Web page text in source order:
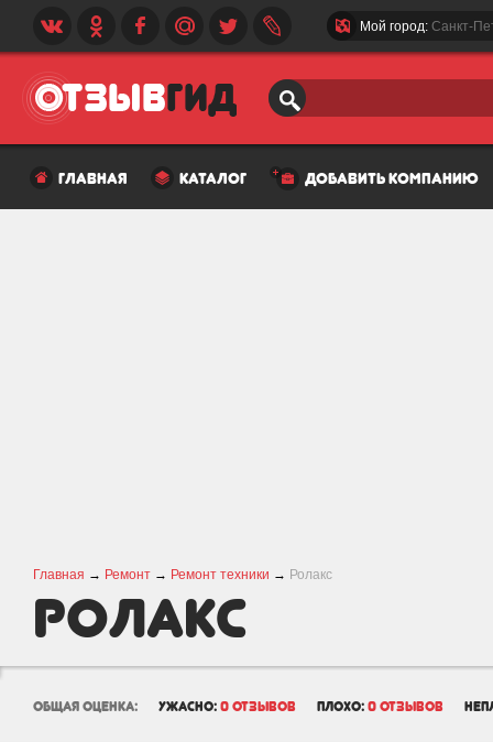
Мой город: Санкт-
главная каталог добавить компанию
Главная → Ремонт → Ремонт техники → Ролакс
Ролакс
общая оценка: ужасно: 0 отзывов плохо: 0 отзывов